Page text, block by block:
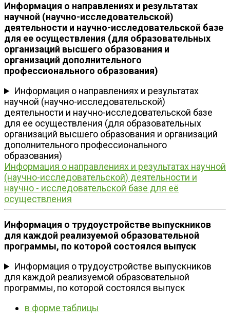
Информация о направлениях и результатах
научной (научно-исследовательской)
деятельности и научно-исследовательской базе
для ее осуществления (для образовательных
организаций высшего образования и
организаций дополнительного
профессионального образования)
Информация о направлениях и результатах
научной (научно-исследовательской)
деятельности и научно-исследовательской базе
для ее осуществления (для образовательных
организаций высшего образования и организаций
дополнительного профессионального
образования)
Информация о направлениях и результатах научной
(научно-исследовательской) деятельности и
научно - исследовательской базе для её
осуществления
Информация о трудоустройстве выпускников
для каждой реализуемой образовательной
программы, по которой состоялся выпуск
Информация о трудоустройстве выпускников
для каждой реализуемой образовательной
программы, по которой состоялся выпуск
в форме таблицы